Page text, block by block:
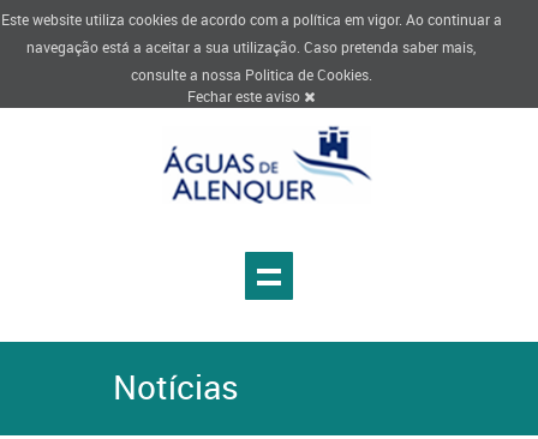
Este website utiliza cookies de acordo com a política em vigor. Ao continuar a
navegação está a aceitar a sua utilização. Caso pretenda saber mais,
consulte a nossa Politica de Cookies.
Fechar este aviso
Notícias